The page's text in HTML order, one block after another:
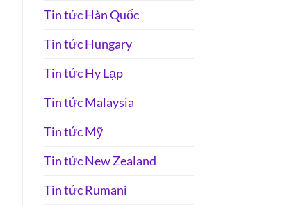
Tin tức Hàn Quốc
Tin tức Hungary
Tin tức Hy Lạp
Tin tức Malaysia
Tin tức Mỹ
Tin tức New Zealand
Tin tức Rumani